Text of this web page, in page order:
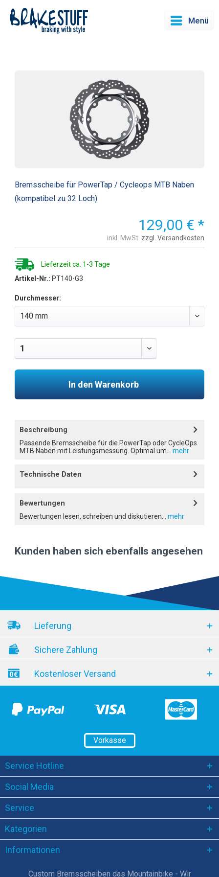
Menü
Bremsscheibe für PowerTap / Cycleops MTB Naben
(kompatibel zu 32 Loch)
129,00 € *
inkl. MwSt. zzgl. Versandkosten
Lieferzeit ca. 1-3 Tage
Artikel-Nr.: PT140-G3
Durchmesser:
In den Warenkorb
Beschreibung
Passende Bremsscheibe für die PowerTap oder CycleOps
MTB Naben mit Leistungsmessung. Optimal um...
mehr
Technische Daten
Bewertungen
Bewertungen lesen, schreiben und diskutieren... mehr
Kunden haben sich ebenfalls angesehen
Lieferung
Sichere Zahlung
Kostenloser Versand
Vorkasse
Service Hotline
Social Media
Service
Kategorien
Informationen
Custom Bremsscheiben das Mountainbike - Wir